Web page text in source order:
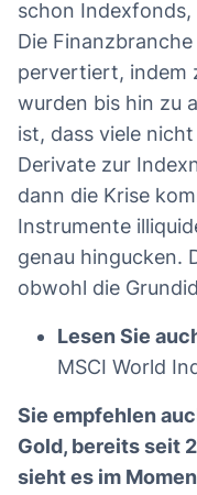
schon
Die
pervertiert, indem
wurden bis hin zu
ist, dass viele
Derivate zur
dann die Krise
Instrumente
genau hingucken.
obwohl die
Lesen Sie
MSCI World
Sie empfehlen
Gold, bereits seit
sieht es im